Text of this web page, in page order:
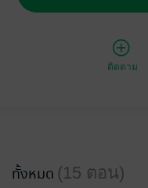
ติดตาม
ทั้งหมด (15 ตอน)